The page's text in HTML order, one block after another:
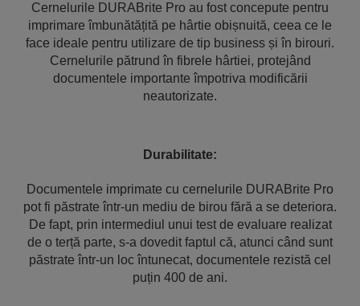
Cernelurile DURABrite Pro au fost concepute pentru
imprimare îmbunătățită pe hârtie obișnuită, ceea ce le
face ideale pentru utilizare de tip business și în birouri.
Cernelurile pătrund în fibrele hârtiei, protejând
documentele importante împotriva modificării
neautorizate.
Durabilitate:
Documentele imprimate cu cernelurile DURABrite Pro
pot fi păstrate într-un mediu de birou fără a se deteriora.
De fapt, prin intermediul unui test de evaluare realizat
de o terță parte, s-a dovedit faptul că, atunci când sunt
păstrate într-un loc întunecat, documentele rezistă cel
puțin 400 de ani.